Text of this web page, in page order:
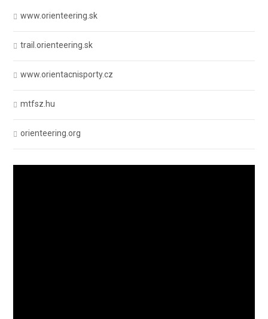
www.orienteering.sk
trail.orienteering.sk
www.orientacnisporty.cz
mtfsz.hu
orienteering.org